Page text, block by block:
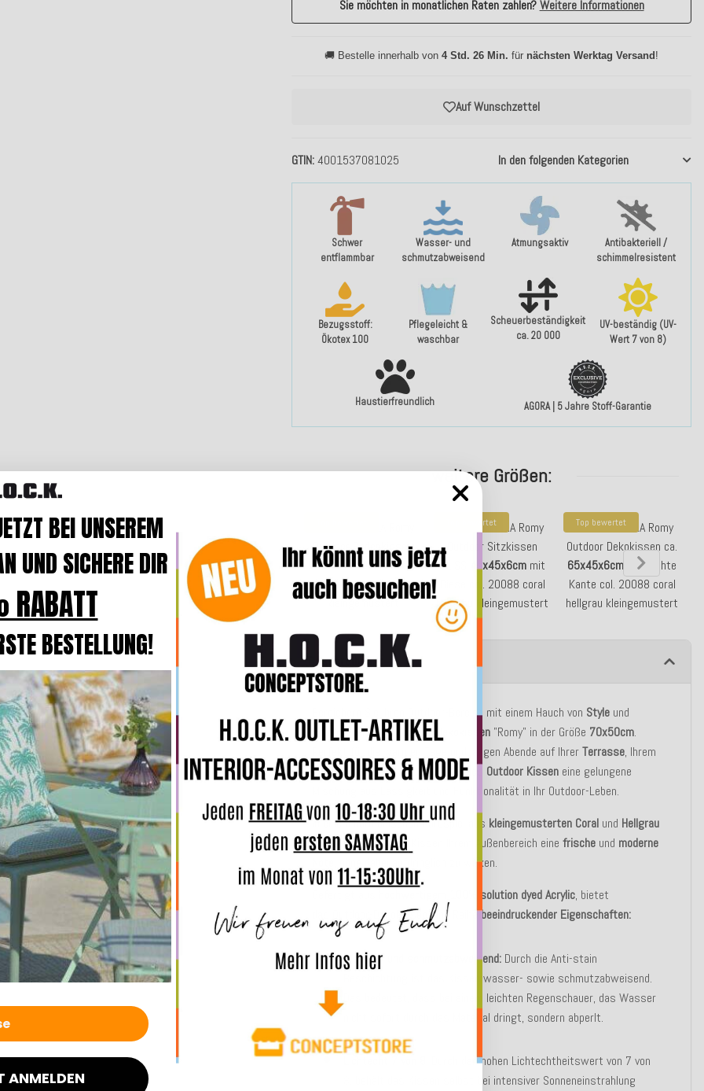
Schwer
entflammbar
Wasser- und
schmutzabweisend
Atmungsaktiv
Antibakteriell /
schimmelresistent
Bezugsstoff:
Ökotex 100
Pflegeleicht &
waschbar
Scheuerbeständigkeit
ca. 20 000
UV-beständig (UV-
Wert 7 von 8)
Haustierfreundlich AGORA | 5 Jahre Stoff-Garantie
GTIN 4001537081025 In den folgenden Kategorien
Auf Wunschzettel
Sie möchten in monatlichen Raten zahlen?Weitere Informationen
🚚 Bestelle innerhalb von4 Std. 26 Min. für nächsten Werktag Versand !
weitere Größen:
Outdoor Bodenkissen
BODO60x60x10cmcol.
20088 coral hellgrau
kleingemustert
Top bewertet
H.O.C.K. - AGORA Romy
Outdoor Sitzkissen
BLISS
45x45x6cmmit
Biese col. 20088 coral
hellgrau kleingemustert
Top bewertet
H.O.C.K. - AGORA Romy
Outdoor Dekokissen ca.
65x45x6cm abgenähte
Kante col. 20088 coral
hellgrau kleingemustert
Beschreibung
Bereichern Sie Ihren Outdoor-Bereich mit einem Hauch von Style und
Komfort
mit dem Outdoor-Dekokissen "Romy" in der Größe 70x50cm.
Perfekt für die warmen Tage und langen Abende auf IhrerTerrasse, Ihrem
Balkon
oder imGarten , bringt dieses Outdoor Kissen eine gelungene
Mischung aus Lässigkeit und Funktionalität in Ihr Outdoor-Leben.
In einem harmonischen Farbspiel aus kleingemusterten Coral und Hellgrau
verleiht das Outdoor-Kissen Ihrem Außenbereich einefrische und moderne
, ohne dabei aufdringlich zu wirken.
hochwertigem 100% solution dyed Acrylic, bietet
das Outdoor-Dekokissen eine Reihebeeindruckender Eigenschaften:
Wasser- und schmutzabweisend: Durch die Anti-stain
Beschichtung ist das Kissen wasser- sowie schmutzabweisend.
Das bedeutet, dass bei einem leichten Regenschauer, das Wasser
nicht sofort durch das Material dringt, sondern abperlt.
Durch den hohen Lichtechtheitswert von 7 von
8, behält das Kissen selbst bei intensiver Sonneneinstrahlung
BEI UNSEREM
UND SICHERE DIR
BESTELLUNG!
ANMELDEN